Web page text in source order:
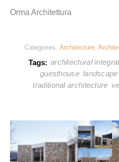
Orma Architettura
Categories: Architecture,
Tags: architectural
guesthouse landscape
traditional architecture